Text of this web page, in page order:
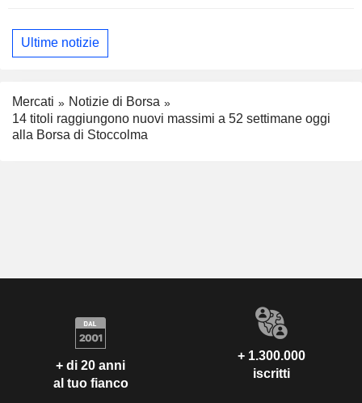
Ultime notizie
Mercati
Notizie di Borsa
14 titoli raggiungono nuovi massimi a 52 settimane oggi
alla Borsa di Stoccolma
+ di 20 anni
al tuo fianco
+ 1.300.000
iscritti